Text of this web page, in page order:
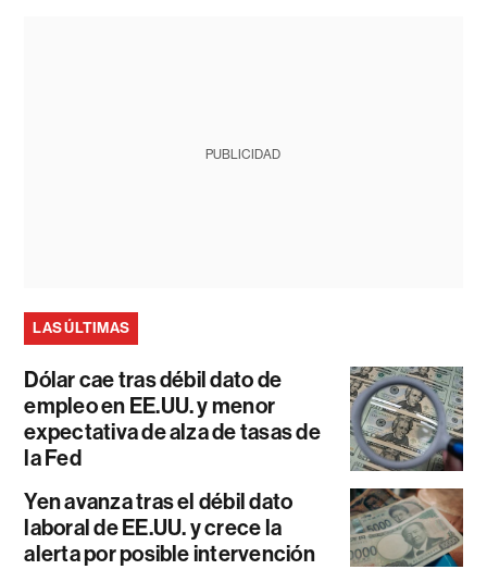
PUBLICIDAD
LAS ÚLTIMAS
Dólar cae tras débil dato de
empleo en EE.UU. y menor
expectativa de alza de tasas de
la Fed
Yen avanza tras el débil dato
laboral de EE.UU. y crece la
alerta por posible intervención